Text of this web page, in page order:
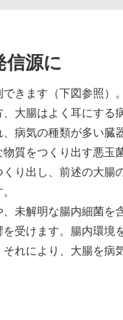
信源に
きます（下図参照）
大腸はよく耳にする
病気の種類が多い臓
質をつくり出す悪玉
り出し、前述の大腸
未解明な腸内細菌を
受けます。腸内環境
れにより、大腸を病